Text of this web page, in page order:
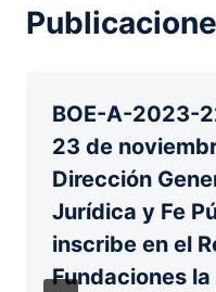
BOE-A-2023-
23 de
Dirección
Jurídica y Fe
inscribe en el
Fundaciones